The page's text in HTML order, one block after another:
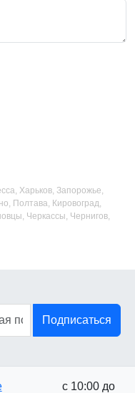
Харьков, Запорожье,
Полтава, Кировоград,
Черкассы, Чернигов,
Подписаться
с 10:00 до